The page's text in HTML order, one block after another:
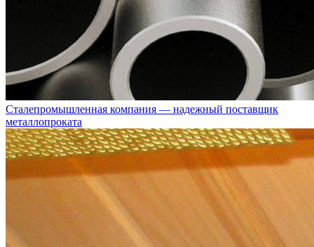
Сталепромышленная компания — надежный поставщик
металлопроката